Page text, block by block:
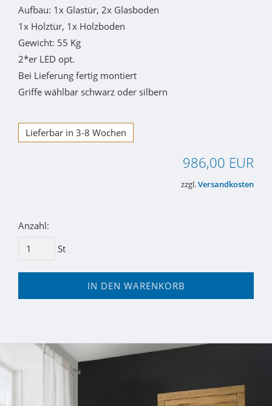
Aufbau: 1x Glastür, 2x Glasboden
1x Holztür, 1x Holzboden
Gewicht: 55 Kg
2*er LED opt.
Bei Lieferung fertig montiert
Griffe wählbar schwarz oder silbern
Lieferbar in 3-8 Wochen
986,00 EUR
zzgl.Versandkosten
Anzahl:
St
IN DEN WARENKORB